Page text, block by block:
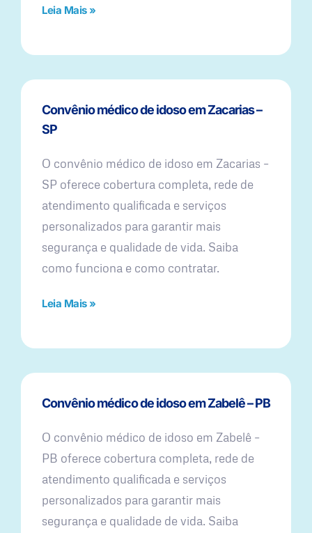
Leia Mais »
Convênio médico de idoso em Zacarias –
SP
O convênio médico de idoso em Zacarias –
SP oferece cobertura completa, rede de
atendimento qualificada e serviços
personalizados para garantir mais
segurança e qualidade de vida. Saiba
como funciona e como contratar.
Leia Mais »
Convênio médico de idoso em Zabelê – PB
O convênio médico de idoso em Zabelê –
PB oferece cobertura completa, rede de
atendimento qualificada e serviços
personalizados para garantir mais
segurança e qualidade de vida. Saiba